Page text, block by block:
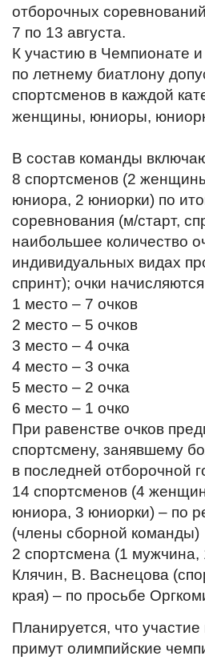
отборочных
7 по 13 августа.
К участию в Чемпионате
по летнему биатлону
спортсменов в каждой
женщины, юниоры,
В состав команды
8 спортсменов (2
юниора, 2 юниорки) по
соревнования (м/старт,
наибольшее количество
индивидуальных видах
спринт); очки
1 место – 7 очков
2 место – 5 очков
3 место – 4 очка
4 место – 3 очка
5 место – 2 очка
6 место – 1 очко
При равенстве очков
спортсмену, занявшему
в последней отборочной
14 спортсменов (4
юниора, 3 юниорки) – по
(члены сборной команды)
2 спортсмена (1
Клячин, В. Васнецова
края) – по просьбе
Планируется, что
примут олимпийские